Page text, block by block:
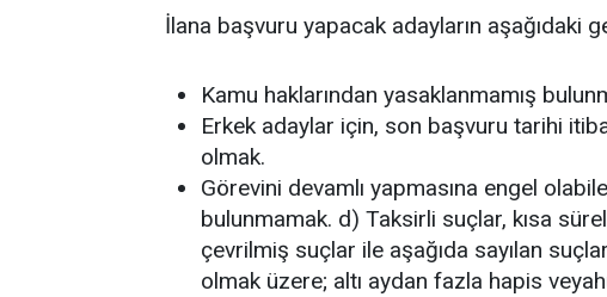
İlana başvuru yapacak adayların aşağıdaki
Kamu haklarından yasaklanmamış
Erkek adaylar için, son başvuru tarihi
olmak.
Görevini devamlı yapmasına engel
bulunmamak. d) Taksirli suçlar, kısa
çevrilmiş suçlar ile aşağıda sayılan
olmak üzere; altı aydan fazla hapis